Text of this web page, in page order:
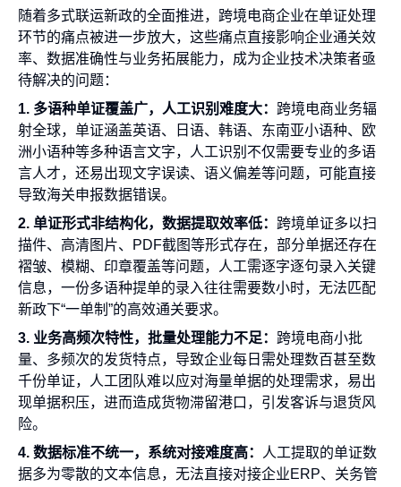
随着多式联运新政的全面推进，跨境电商企业在单证处理
环节的痛点被进一步放大，这些痛点直接影响企业通关效
率、数据准确性与业务拓展能力，成为企业技术决策者亟
待解决的问题：
1. 多语种单证覆盖广，人工识别难度大： 跨境电商业务辐
射全球，单证涵盖英语、日语、韩语、东南亚小语种、欧
洲小语种等多种语言文字，人工识别不仅需要专业的多语
言人才，还易出现文字误读、语义偏差等问题，可能直接
导致海关申报数据错误。
2. 单证形式非结构化，数据提取效率低： 跨境单证多以扫
描件、高清图片、PDF截图等形式存在，部分单据还存在
褶皱、模糊、印章覆盖等问题，人工需逐字逐句录入关键
信息，一份多语种提单的录入往往需要数小时，无法匹配
新政下“一单制”的高效通关要求。
3. 业务高频次特性，批量处理能力不足： 跨境电商小批
量、多频次的发货特点，导致企业每日需处理数百甚至数
千份单证，人工团队难以应对海量单据的处理需求，易出
现单据积压，进而造成货物滞留港口，引发客诉与退货风
险。
4. 数据标准不统一，系统对接难度高：
人工提取的单证数
据多为零散的文本信息，无法直接对接企业ERP、关务管